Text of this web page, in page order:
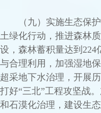
（九）实施生态保
土绿化行动，推进森林
设，森林蓄积量达到224
与合理利用，加强湿地
超采地下水治理，开展
打好“三北”工程攻坚战
和石漠化治理，建设生